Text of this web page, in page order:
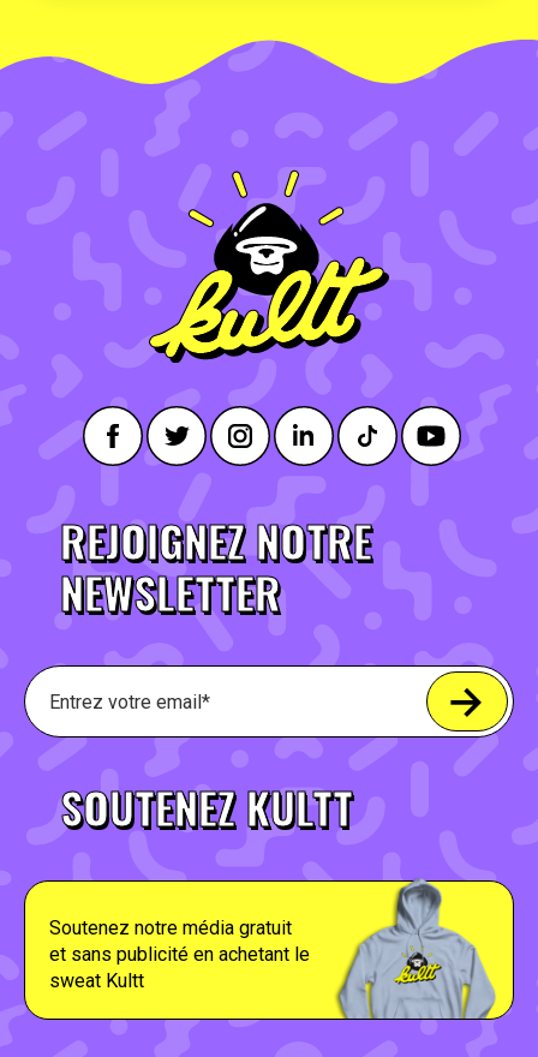
REJOIGNEZ NOTRE
NEWSLETTER
SOUTENEZ KULTT
Soutenez notre média gratuit
et sans publicité en achetant le
sweat Kultt